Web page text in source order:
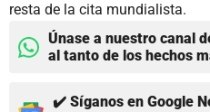
resta de la cita mundialista.
Únase a nuestro canal
al tanto de los hechos
✔️ Síganos en Google